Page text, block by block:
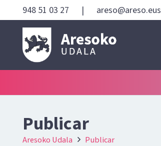
948 51 03 27 | areso@areso.eus
Publicar
Aresoko Udala Publicar